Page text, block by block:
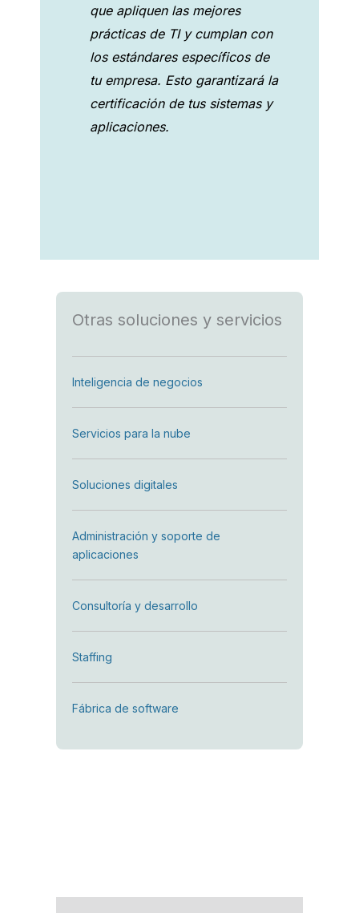
que apliquen las mejores
prácticas de TI y cumplan con
los estándares específicos de
tu empresa. Esto garantizará la
certificación de tus sistemas y
aplicaciones.
Otras soluciones y servicios
Inteligencia de negocios
Servicios para la nube
Soluciones digitales
Administración y soporte de
aplicaciones
Consultoría y desarrollo
Staffing
Fábrica de software